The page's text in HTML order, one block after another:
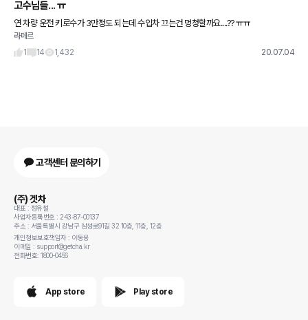
고수님들... ㅠ
연 차량 운전 키로수가 3만정도 되는데 수입차 끄는건 멍청할까요....?? ㅠㅠ
라페르
1
14 1,432 20.07.04
고객센터 문의하기
(주) 겟차
대표 : 정유철
사업자등록번호 : 243-87-00137
주소 : 서울특별시 강남구 삼성로91길 32 10층, 11층, 12층
개인정보보호책임자 : 이동용
이메일 : support@getcha.kr
전화번호: 1800-0456
App store Play store